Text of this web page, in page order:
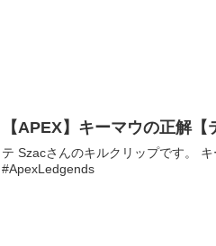
【APEX】キーマウの正解【
テ Szacさんのキルクリップです。
#ApexLedgends